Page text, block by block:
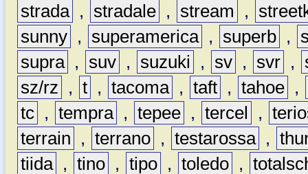
strada , stradale , stream ,
sunny , superamerica , superb ,
supra , suv , suzuki , sv , svr ,
sz/rz
, t , tacoma , taft , tahoe ,
tc , tempra , tepee , tercel ,
terrain
, terrano , testarossa ,
tiida , tino , tipo , toledo ,